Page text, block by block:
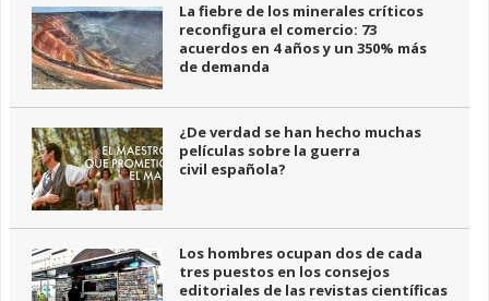
La fiebre de los minerales críticos
reconfigura el comercio: 73
acuerdos en 4 años y un 350% más
de demanda
¿De verdad se han hecho muchas
películas sobre la guerra
civil española?
Los hombres ocupan dos de cada
tres puestos en los consejos
editoriales de las revistas científicas